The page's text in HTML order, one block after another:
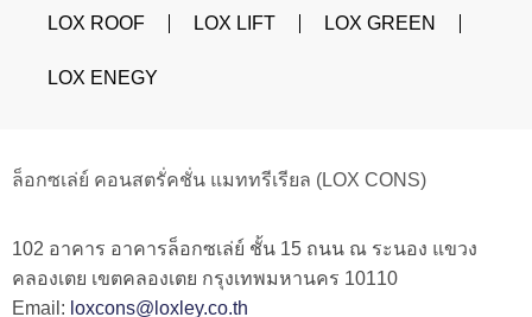
LOX ROOF LOX LIFT LOX GREEN
LOX ENEGY
ล็อกซเล่ย์ คอนสตรั่คชั่น แมททรีเรียล (LOX CONS)
102 อาคาร อาคารล็อกซเล่ย์ ชั้น 15 ถนน ณ ระนอง แขวง
คลองเตย เขตคลองเตย กรุงเทพมหานคร 10110
Email: loxcons@loxley.co.th